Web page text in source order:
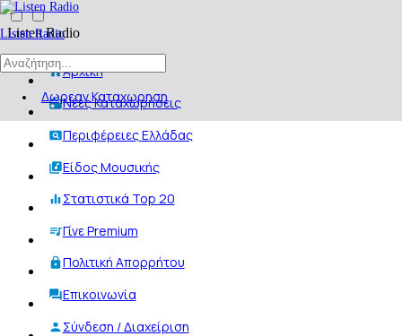
Listen Radio
Δωρεαν Καταχωρηση
Listen Radio
Αρχική
Νέες Καταχωρήσεις
Περιφέρειες Ελλάδας
Είδος Μουσικής
Στατιστικά Top 20
Γίνε Premium
Πολιτική Απορρήτου
Επικοινωνία
Σύνδεση / Διαχείριση